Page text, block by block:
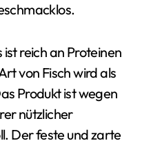
reich an Proteinen
von Fisch wird als
Produkt ist wegen
nützlicher
Der feste und zarte